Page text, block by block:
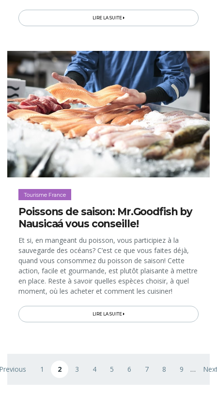
cinquantaine...
LIRE LA SUITE
Tourisme France
Poissons de saison: Mr.Goodfish by
Nausicaá vous conseille!
Et si, en mangeant du poisson, vous participiez à la
sauvegarde des océans? C’est ce que vous faites déjà,
quand vous consommez du poisson de saison! Cette
action, facile et gourmande, est plutôt plaisante à mettre
en place. Reste à savoir quelles espèces choisir, à quel
moment, où les acheter et comment les cuisiner!
d'autres initiatives...
LIRE LA SUITE
page Page
1 Page courante
2 Page
3 Page
4 Page
5 Page
6 Page
7 Page
8 Page
9 …